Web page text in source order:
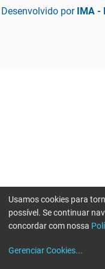
Desenvolvido por IMA -
Usamos cookies para
possível. Se continuar
concordar com nossa
Gerenciar Cookies...
Erro ao enviar